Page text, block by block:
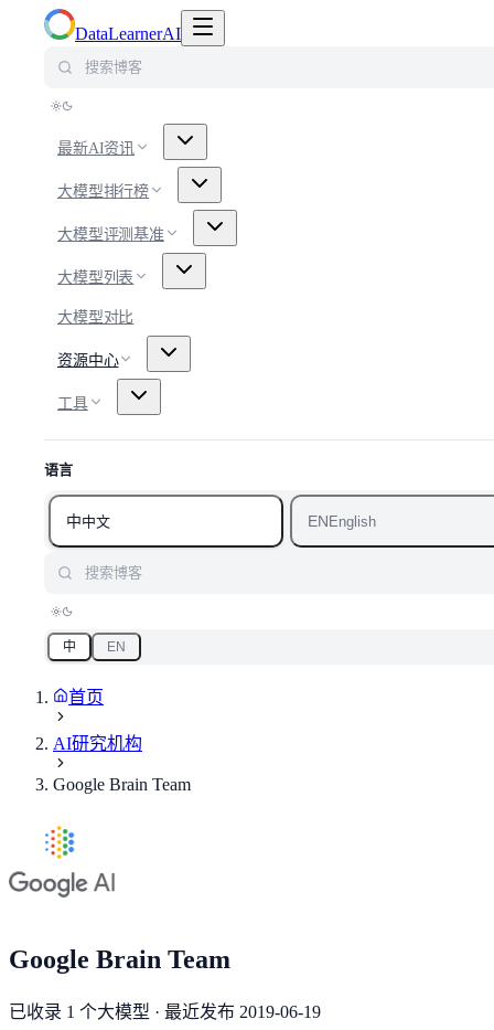
DataLearnerAI
最新AI资讯
大模型排行榜
大模型评测基准
大模型列表
大模型对比
资源中心
工具
语言
中中文 ENEnglish
中 EN
首页
AI研究机构
Google Brain Team
Google Brain Team
已收录 1 个大模型 · 最近发布 2019-06-19